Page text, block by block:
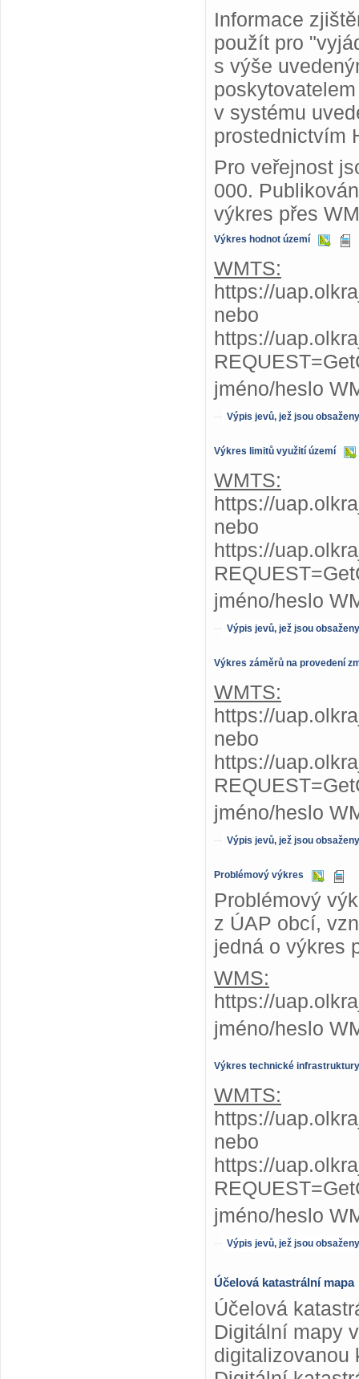
Informace
použít pro
s výše
v systému
prostednictvím
Pro veřejnost
000.
výkres přes
Výkres hodnot území
WMTS:
https://
nebo
https://
jméno/heslo
Výpis jevů, jež jsou
Výkres limitů využití území
WMTS:
https://
nebo
https://
jméno/heslo
Výpis jevů, jež jsou
Výkres záměrů na provedení
WMTS:
https://
nebo
https://
jméno/heslo
Výpis jevů, jež jsou
Problémový výkres
Problémový
z ÚAP obcí,
jedná o výkres
WMS:
https://
jméno/heslo
Výkres technické infrastruktury
WMTS:
https://
nebo
https://
jméno/heslo
Výpis jevů, jež jsou
Účelová katastrální mapa
Účelová
Digitální mapy
digitalizovanou